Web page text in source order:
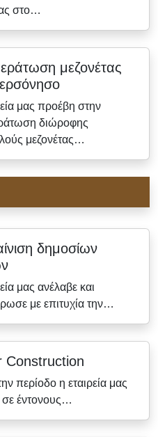
στο…
μεζονέτας
μας προέβη στην
διώροφης
μεζονέτας…
δημοσίων
μας ανέλαβε και
με επιτυχία την…
Construction
περίοδο η εταιρεία μας
σε έντονους…